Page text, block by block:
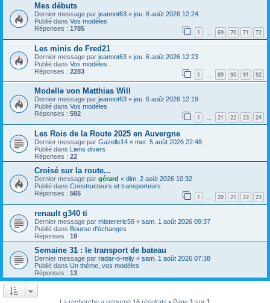
Mes débuts
Dernier message par jeannot63 « jeu. 6 août 2026 12:24
Publié dans Vos modèles
Réponses : 1785 1 … 69 70 71 72
Les minis de Fred21
Dernier message par jeannot63 « jeu. 6 août 2026 12:23
Publié dans Vos modèles
Réponses : 2283 1 89 90 91 92
Modelle von Matthias Will
Dernier message par jeannot63 « jeu. 6 août 2026 12:19
Publié dans Vos modèles
Réponses : 592 1 … 21 22 23 24
Les Rois de la Route 2025 en Auvergne
Dernier message par Gazelle14 « mer. 5 août 2026 22:48
Publié dans Liens divers
Réponses : 22
Croisé sur la route...
Dernier message par gérard « dim. 2 août 2026 10:32
Publié dans Constructeurs et transporteurs
Réponses : 565 1 … 20 21 22 23
renault g340 ti
Dernier message par mistereric59 « sam. 1 août 2026 09:37
Publié dans Bourse d'échanges
Réponses : 19
Semaine 31 : le transport de bateau
Dernier message par radar-o-reily « sam. 1 août 2026 07:38
Publié dans Un thème, vos modèles
Réponses : 13
La recherche a retourné 16 résultats • Page 1 sur 1